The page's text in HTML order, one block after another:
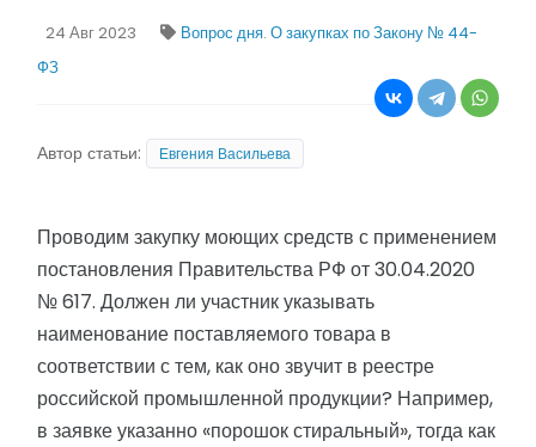
24 Авг 2023 Вопрос дня. О закупках по Закону № 44-
ФЗ
Автор статьи: Евгения Васильева
Проводим закупку моющих средств с применением
постановления Правительства РФ от 30.04.2020
№ 617. Должен ли участник указывать
наименование поставляемого товара в
соответствии с тем, как оно звучит в реестре
российской промышленной продукции? Например,
в заявке указанно «порошок стиральный», тогда как